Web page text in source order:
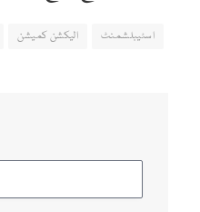
اسٹیبلشمنٹ الیکشن کمیشن